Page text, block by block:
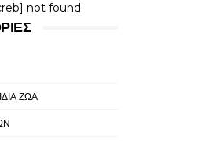
not found
ΖΏΑ